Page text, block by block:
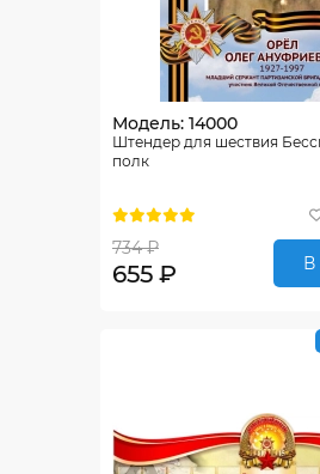
Модель: 14000
Штендер для шествия
полк
734 ₽
655 ₽ В